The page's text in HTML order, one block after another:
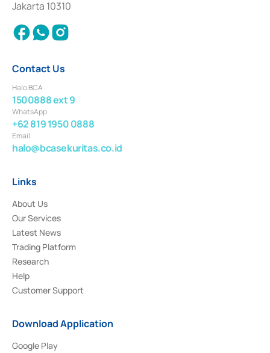
2018.
Jakarta 10310
Contact Us
Halo BCA
1500888 ext 9
WhatsApp
+62 819 1950 0888
Email
halo@bcasekuritas.co.id
Links
About Us
Our Services
Latest News
Trading Platform
Research
Help
Customer Support
Download Application
Google Play